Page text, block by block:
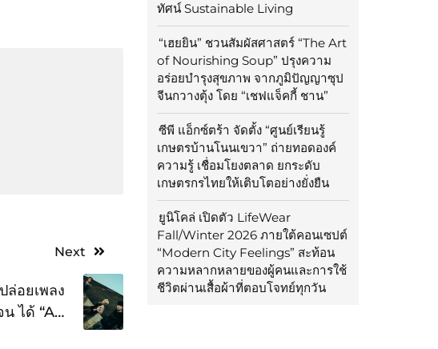
ทัศน์ Sustainable Living
“เฮยยิน” ชวนสัมผัสศาสตร์ “The Art
of Nourishing Soup” ปรุงความ
อร่อยบำรุงสุขภาพ จากภูมิปัญญาซุป
จีนกวางตุ้ง โดย “เชฟแจ็คกี้ ชาน”
ซีพี แอ็กซ์ตร้า จัดตั้ง “ศูนย์เรียนรู้
เกษตรบ้านโนนเขวา” ถ่ายทอดองค์
ความรู้ เชื่อมโยงตลาด ยกระดับ
เกษตรกรไทยให้เติบโตอย่างยั่งยืน
ยูนิโคล่ เปิดตัว LifeWear
Fall/Winter 2026 ภายใต้คอนเซปต์
“Modern City Feelings” สะท้อน
ความหลากหลายของผู้คนและการใช้
ชีวิตผ่านเสื้อผ้าที่ตอบโจทย์ทุกวัน
Next
ล่อยเพลง
ได้ “AA